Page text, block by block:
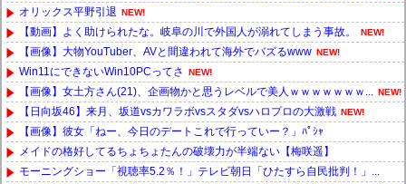
オリックス平野引退 NEW!
【動画】よく助けられたな。岐阜の川で外国人が溺れてしまう事故。 NEW!
【画像】大物YouTuber、AVと間違われて海外でバズるwww NEW!
Win11にできないWin10PCってさ NEW!
【画像】女土方さん(21)、企画物かと思うレベルで美人ｗｗｗｗｗｗｗ... NEW!
【日向坂46】来月、坂道vsカワラボvsスタダvsハロプロの大激戦 NEW!
【画像】彼女「ねー、今日のデートこれで行っていー？」ﾊﾟｼｬ
メイドの格好してるちょちょたんの破壊力が半端ない【梅咲遥】
モーニングショー「視聴率5.2％！」テレビ朝日「ひたすら自民批判！」...